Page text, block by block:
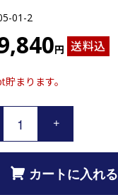
01-2
円 送料込
貯まります。
カートに入れる